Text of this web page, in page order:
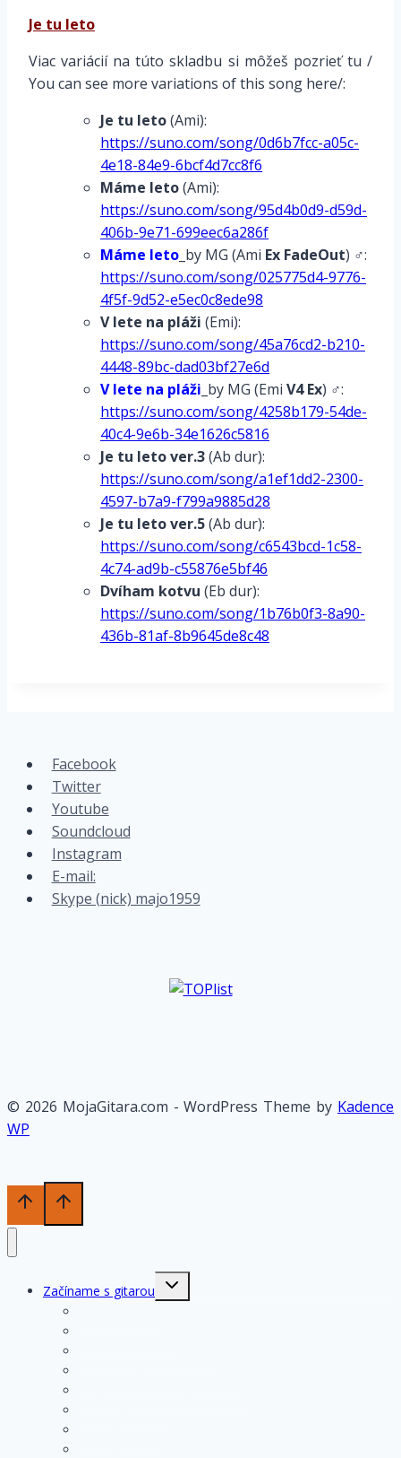
Je tu leto
Viac variácií na túto skladbu si môžeš pozrieť tu /
You can see more variations of this song here/:
Je tu leto(Ami):
https://suno.com/song/0d6b7fcc-a05c-
4e18-84e9-6bcf4d7cc8f6
Máme leto(Ami):
https://suno.com/song/95d4b0d9-d59d-
406b-9e71-699eec6a286f
Máme leto _by MG (Ami Ex FadeOut) ♂:
https://suno.com/song/025775d4-9776-
4f5f-9d52-e5ec0c8ede98
V lete na pláži (Emi):
https://suno.com/song/45a76cd2-b210-
4448-89bc-dad03bf27e6d
V lete na pláži _by MG (Emi V4 Ex) ♂:
https://suno.com/song/4258b179-54de-
40c4-9e6b-34e1626c5816
Je tu leto ver.3(Ab dur):
https://suno.com/song/a1ef1dd2-2300-
4597-b7a9-f799a9885d28
Je tu leto ver.5(Ab dur):
https://suno.com/song/c6543bcd-1c58-
4c74-ad9b-c55876e5bf46
Dvíham kotvu (Eb dur):
https://suno.com/song/1b76b0f3-8a90-
436b-81af-8b9645de8c48
Facebook
Twitter
Youtube
Soundcloud
Instagram
E-mail:
Skype (nick) majo1959
© 2026 MojaGitara.com - WordPress Theme by Kadence
WP
Začíname s gitarou
Toggle
child